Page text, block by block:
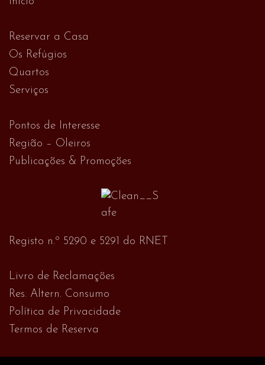
Reservar a Casa
Os Refúgios
Quartos
Serviços
Pontos de Interesse
Região – Oleiros
Publicações & Promoções
Registo n.º 5290 e 5291 do RNET
Livro de Reclamações
Res. Altern. Consumo
Política de Privacidade
Termos de Reserva